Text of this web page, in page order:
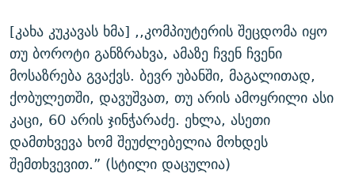
[კახა კუკავას ხმა] ,,კომპიუტერის შეცდომა იყო
თუ ბოროტი განზრახვა, ამაზე ჩვენ ჩვენი
მოსაზრება გვაქვს. ბევრ უბანში, მაგალითად,
ქობულეთში, დავუშვათ, თუ არის ამოყრილი ასი
კაცი, 60 არის ჯინჭარაძე. ეხლა, ასეთი
დამთხვევა ხომ შეუძლებელია მოხდეს
შემთხვევით.” (სტილი დაცულია)